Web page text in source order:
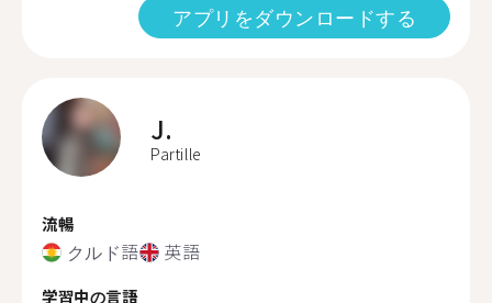
アプリをダウンロードする
J.
Partille
流暢
クルド語 英語
学習中の言語